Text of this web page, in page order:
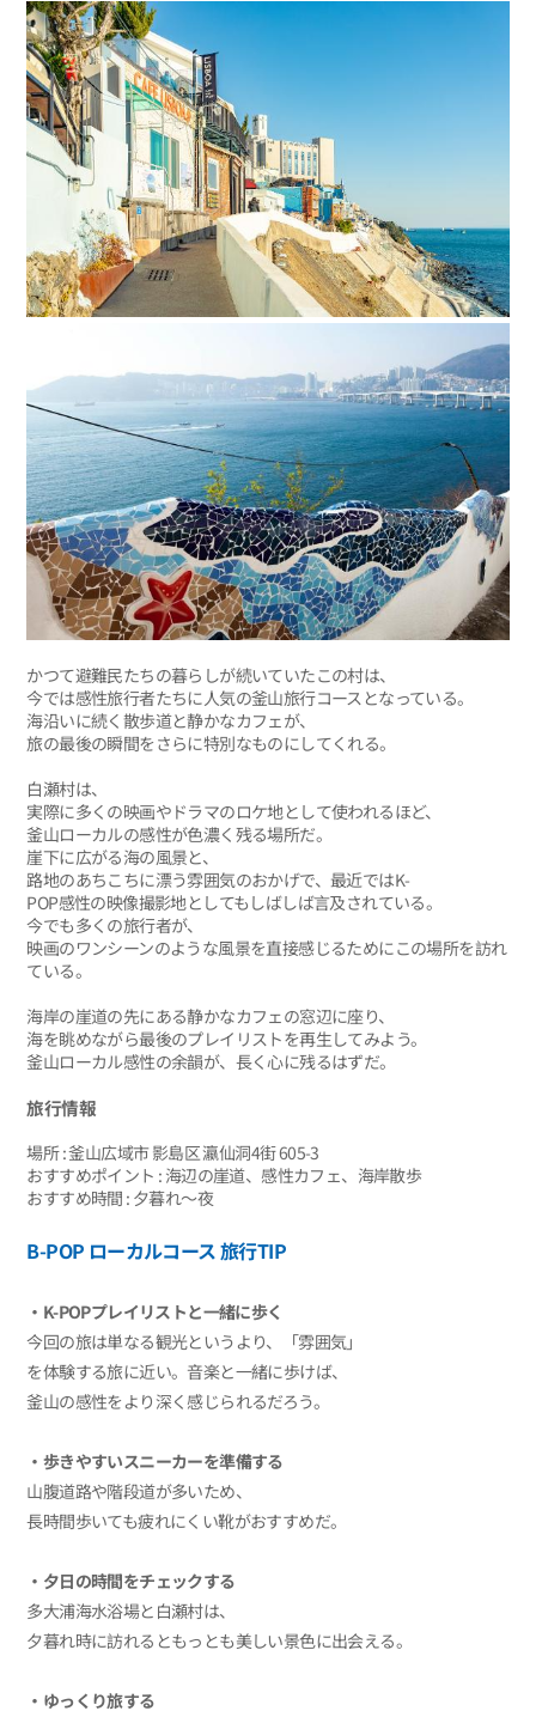
かつて避難民たちの暮らしが続いていたこの村は、
今では感性旅行者たちに人気の釜山旅行コースとなっている。
海沿いに続く散歩道と静かなカフェが、
旅の最後の瞬間をさらに特別なものにしてくれる。
白瀬村は、
実際に多くの映画やドラマのロケ地として使われるほど、
釜山ローカルの感性が色濃く残る場所だ。
崖下に広がる海の風景と、
路地のあちこちに漂う雰囲気のおかげで、最近ではK-
POP感性の映像撮影地としてもしばしば言及されている。
今でも多くの旅行者が、
映画のワンシーンのような風景を直接感じるためにこの場所を訪れ
ている。
海岸の崖道の先にある静かなカフェの窓辺に座り、
海を眺めながら最後のプレイリストを再生してみよう。
釜山ローカル感性の余韻が、長く心に残るはずだ。
旅行情報
場所 : 釜山広域市 影島区 瀛仙洞4街 605-3
おすすめポイント : 海辺の崖道、感性カフェ、海岸散歩
おすすめ時間 : 夕暮れ〜夜
B-POP ローカルコース 旅行TIP
‧K-POPプレイリストと一緒に歩く
今回の旅は単なる観光というより、「雰囲気」
を体験する旅に近い。音楽と一緒に歩けば、
釜山の感性をより深く感じられるだろう。
‧歩きやすいスニーカーを準備する
山腹道路や階段道が多いため、
長時間歩いても疲れにくい靴がおすすめだ。
‧夕日の時間をチェックする
多大浦海水浴場と白瀬村は、
夕暮れ時に訪れるともっとも美しい景色に出会える。
‧ゆっくり旅する